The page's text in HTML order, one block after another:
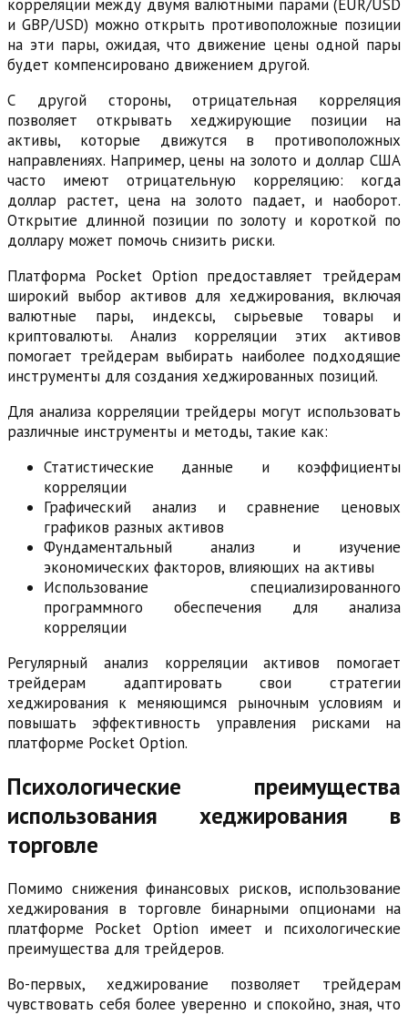
корреляции между двумя валютными парами (EUR/USD
и GBP/USD) можно открыть противоположные позиции
на эти пары, ожидая, что движение цены одной пары
будет компенсировано движением другой.
С другой стороны, отрицательная корреляция
позволяет открывать хеджирующие позиции на
активы, которые движутся в противоположных
направлениях. Например, цены на золото и доллар США
часто имеют отрицательную корреляцию: когда
доллар растет, цена на золото падает, и наоборот.
Открытие длинной позиции по золоту и короткой по
доллару может помочь снизить риски.
Платформа Pocket Option предоставляет трейдерам
широкий выбор активов для хеджирования, включая
валютные пары, индексы, сырьевые товары и
криптовалюты. Анализ корреляции этих активов
помогает трейдерам выбирать наиболее подходящие
инструменты для создания хеджированных позиций.
Для анализа корреляции трейдеры могут использовать
различные инструменты и методы, такие как:
Статистические данные и коэффициенты
корреляции
Графический анализ и сравнение ценовых
графиков разных активов
Фундаментальный анализ и изучение
экономических факторов, влияющих на активы
Использование специализированного
программного обеспечения для анализа
корреляции
Регулярный анализ корреляции активов помогает
трейдерам адаптировать свои стратегии
хеджирования к меняющимся рыночным условиям и
повышать эффективность управления рисками на
платформе Pocket Option.
Психологические преимущества
использования хеджирования в
торговле
Помимо снижения финансовых рисков, использование
хеджирования в торговле бинарными опционами на
платформе Pocket Option имеет и психологические
преимущества для трейдеров.
Во-первых, хеджирование позволяет трейдерам
чувствовать себя более уверенно и спокойно, зная, что